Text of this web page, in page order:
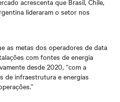
acrescenta que Brasil, Chile,
lideraram o setor nos
as metas dos operadores de data
com fontes de energia
desde 2020, “com a
de infraestrutura e energias